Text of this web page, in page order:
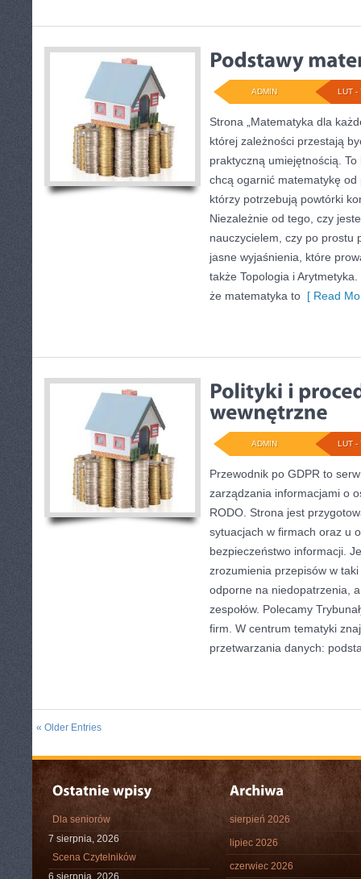
LUT -
ADMIN
Strona „Matematyka dla
której zależności przestają
praktyczną umiejętnością.
chcą ogarnić matematykę
którzy potrzebują powtórki
Niezależnie od tego, czy
nauczycielem, czy po prostu
jasne wyjaśnienia, które
także Topologia i
że matematyka to [ Read
LUT -
ADMIN
Przewodnik po GDPR to
zarządzania informacjami o
RODO. Strona jest
sytuacjach w firmach oraz u
bezpieczeństwo informacji.
zrozumienia przepisów w taki
odporne na niedopatrzenia,
zespołów. Polecamy
firm. W centrum tematyki
przetwarzania danych:
« Older Entries
Dla seniorów
7 sierpnia, 2026
Scena Czytelników
6 sierpnia, 2026
sierpień 2026
lipiec 2026
czerwiec 2026